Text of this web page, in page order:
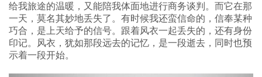
给我旅途的温暖，又能陪我体面地进行商务谈判。而它在那
一天，莫名其妙地丢失了。有时候我还蛮信命的，信奉某种
巧合，是上天给予的信号。跟着风衣一起丢失的，还有身份
印记。风衣，犹如那段远去的记忆，是一段逝去，同时也预
示着一段开始。